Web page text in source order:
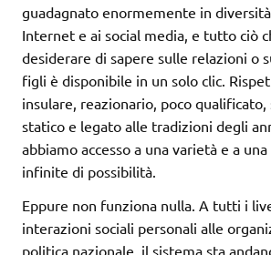
guadagnato enormemente in
Internet e ai social media, e tutto ciò
desiderare di sapere sulle relazioni o
figli è disponibile in un solo clic.
insulare, reazionario, poco
statico e legato alle tradizioni degli
abbiamo accesso a una varietà e a
infinite di possibilità.
Eppure non funziona nulla. A tutti i
interazioni sociali personali alle
politica nazionale, il sistema sta